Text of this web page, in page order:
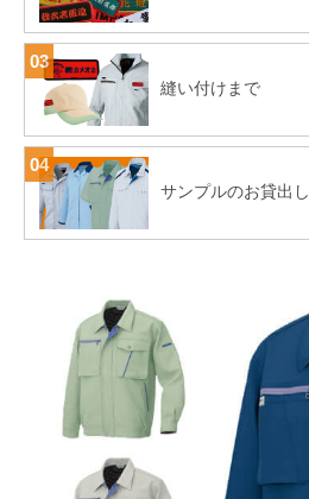
03
縫い付けまで
04
サンプルのお貸出し